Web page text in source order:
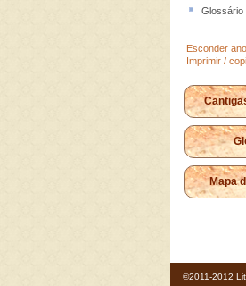
Glossário
Esconder
Imprimir /
Mapa
©2011-2012